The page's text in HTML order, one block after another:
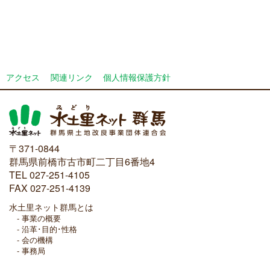
アクセス 関連リンク 個人情報保護方針
〒371-0844
群馬県前橋市古市町二丁目6番地4
TEL 027-251-4105
FAX 027-251-4139
水土里ネット群馬とは
事業の概要
沿革･目的･性格
会の機構
事務局